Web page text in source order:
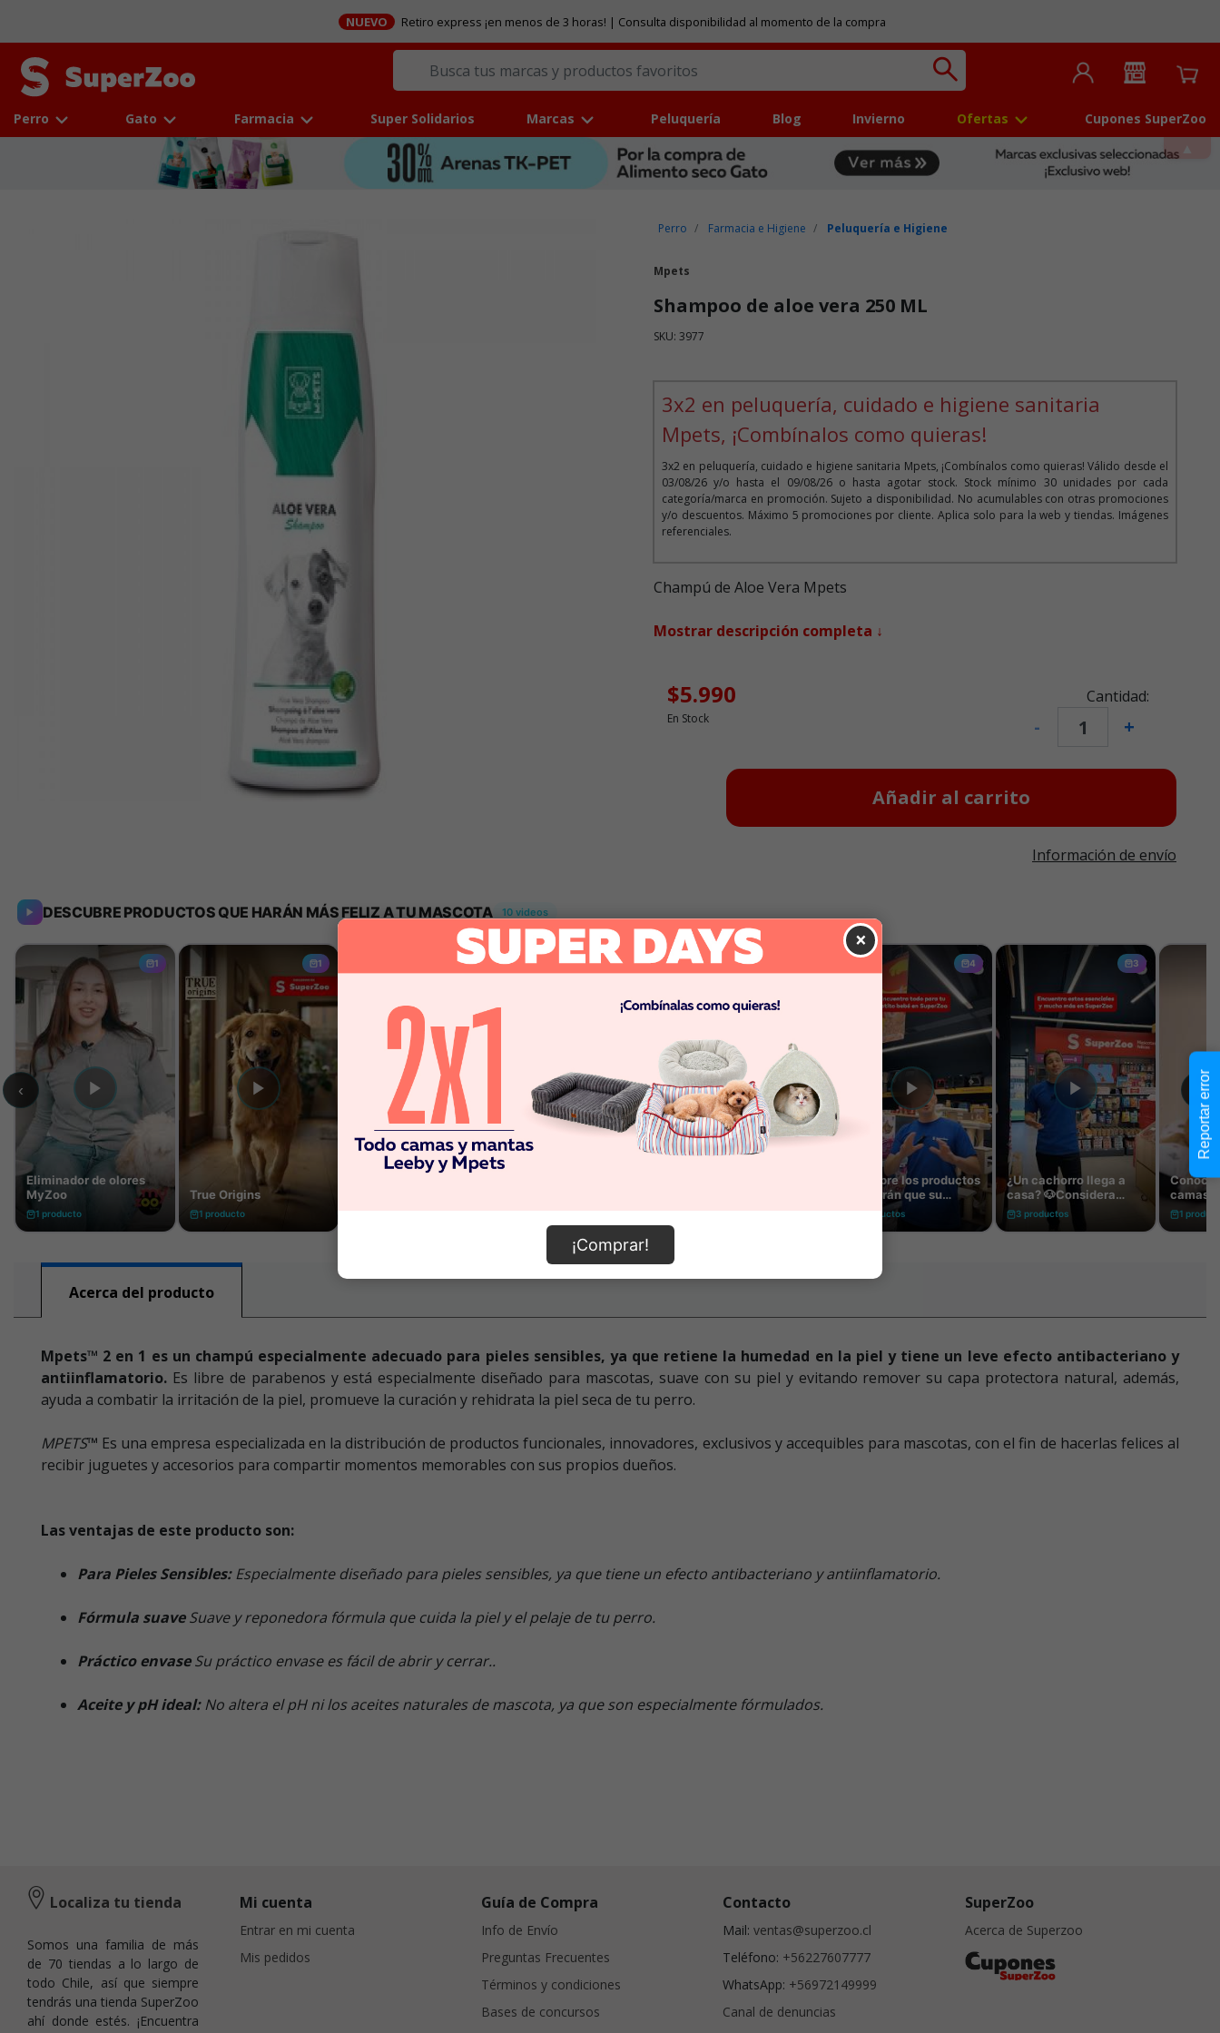
NUEVO Retiro express ¡en menos de 3 horas! | Consulta disponibilidad al momento de la compra
Perro Gato Farmacia Super Solidarios Marcas Peluquería Blog Invierno Ofertas Cupones SuperZoo
Perro Farmacia e Higiene Peluquería e Higiene
Mpets
Shampoo de aloe vera 250 ML
SKU: 3977
3x2 en peluquería, cuidado e higiene sanitaria
Mpets, ¡Combínalos como quieras!
3x2 en peluquería, cuidado e higiene sanitaria Mpets, ¡Combínalos como quieras! Válido desde el
03/08/26 y/o hasta el 09/08/26 o hasta agotar stock. Stock mínimo 30 unidades por cada
categoría/marca en promoción. Sujeto a disponibilidad. No acumulables con otras promociones
y/o descuentos. Máximo 5 promociones por cliente. Aplica solo para la web y tiendas. Imágenes
referenciales.
Champú de Aloe Vera Mpets
Mostrar descripción completa ↓
Cantidad:
- +
$5.990
En Stock
Añadir al carrito
Información de envío
Acerca del producto
Mpets™ 2 en 1 es un champú especialmente adecuado para pieles sensibles, ya que retiene la humedad en la piel y tiene un leve efecto antibacteriano y
antiinflamatorio. Es libre de parabenos y está especialmente diseñado para mascotas, suave con su piel y evitando remover su capa protectora natural, además,
ayuda a combatir la irritación de la piel, promueve la curación y rehidrata la piel seca de tu perro.
MPETS™ Es una empresa especializada en la distribución de productos funcionales, innovadores, exclusivos y accequibles para mascotas, con el fin de hacerlas felices al
recibir juguetes y accesorios para compartir momentos memorables con sus propios dueños.
Las ventajas de este producto son:
Para Pieles Sensibles:Especialmente diseñado para pieles sensibles, ya que tiene un efecto antibacteriano y antiinflamatorio.
Fórmula suaveSuave y reponedora fórmula que cuida la piel y el pelaje de tu perro.
Práctico envaseSu práctico envase es fácil de abrir y cerrar..
Aceite y pH ideal:No altera el pH ni los aceites naturales de mascota, ya que son especialmente fórmulados.
×
¡Comprar!
Localiza tu tienda
Somos una familia de más
de 70 tiendas a lo largo de
todo Chile, así que siempre
tendrás una tienda SuperZoo
ahí donde estés. ¡Encuentra
Mi cuenta
Entrar en mi cuenta
Mis pedidos
Guía de Compra
Info de Envío
Preguntas Frecuentes
Términos y condiciones
Bases de concursos
Contacto
Mail: ventas@superzoo.cl
Teléfono: +56227607777
WhatsApp: +56972149999
Canal de denuncias
SuperZoo
Acerca de Superzoo
Reportar error